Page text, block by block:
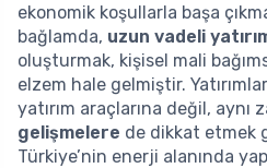
ekonomik koşullarla başa
bağlamda, uzun vadeli
oluşturmak, kişisel mali
elzem hale gelmiştir.
yatırım araçlarına değil, aynı
gelişmelere de dikkat etmek
Türkiye’nin enerji alanında